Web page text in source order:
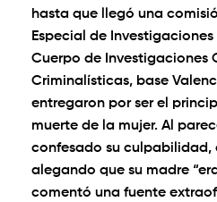
hasta que llegó una
Especial de
Cuerpo de Investigaciones
Criminalísticas, base
entregaron por ser el
muerte de la mujer. Al
confesado su culpabilidad,
alegando que su madre
comentó una fuente